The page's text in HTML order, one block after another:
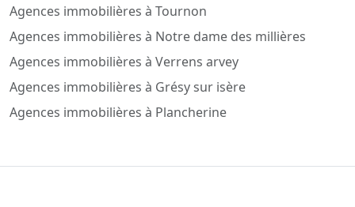
Agences immobilières à Tournon
Agences immobilières à Notre dame des millières
Agences immobilières à Verrens arvey
Agences immobilières à Grésy sur isère
Agences immobilières à Plancherine